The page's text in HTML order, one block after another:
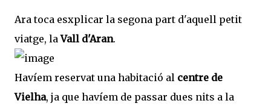
Ara toca esxplicar la segona part d'aquell petit
viatge, laVall d'Aran.
Havíem reservat una habitació al centre de
Vielha, ja que havíem de passar dues nits a la